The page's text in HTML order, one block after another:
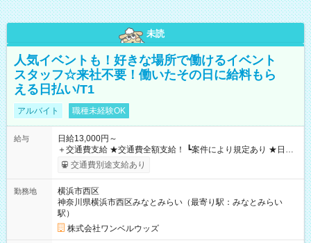
未読
人気イベントも！好きな場所で働けるイベント
スタッフ☆来社不要！働いたその日に給料もら
える日払い/T1
アルバイト 職種未経験OK
給与
日給13,000円～
＋交通費支給 ★交通費全額支給！ ┗案件により規定あり ★日払
いOK！（規定あり） ┗働いたその日に現金GET♪ お仕事後はコ
ンビニATMから 日払い分を引き落とせます！ 【試用期間】試
交通費別途支給あり
勤務地
横浜市西区
神奈川県横浜市西区みなとみらい（最寄り駅：みなとみらい
駅）
株式会社ワンベルウッズ